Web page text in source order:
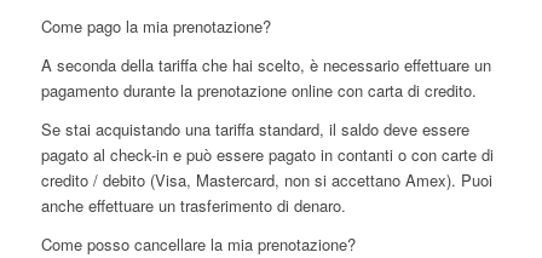
Come pago la mia prenotazione?
A seconda della tariffa che hai scelto, è necessario effettuare un
pagamento durante la prenotazione online con carta di credito.
Se stai acquistando una tariffa standard, il saldo deve essere
pagato al check-in e può essere pagato in contanti o con carte di
credito / debito (Visa, Mastercard, non si accettano Amex). Puoi
anche effettuare un trasferimento di denaro.
Come posso cancellare la mia prenotazione?